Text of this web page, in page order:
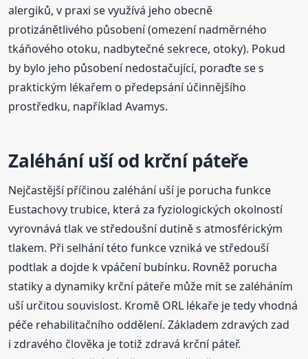
alergiků, v praxi se využívá jeho obecně
protizánětlivého působení (omezení nadměrného
tkáňového otoku, nadbytečné sekrece, otoky). Pokud
by bylo jeho působení nedostačující, poraďte se s
praktickým lékařem o předepsání účinnějšího
prostředku, například Avamys.
Zaléhání uší od krční páteře
Nejčastější příčinou zaléhání uší je porucha funkce
Eustachovy trubice, která za fyziologických okolností
vyrovnává tlak ve středoušní dutině s atmosférickým
tlakem. Při selhání této funkce vzniká ve středouší
podtlak a dojde k vpáčení bubínku. Rovněž porucha
statiky a dynamiky krční páteře může mít se zaléháním
uší určitou souvislost. Kromě ORL lékaře je tedy vhodná
péče rehabilitačního oddělení. Základem zdravých zad
i zdravého člověka je totiž zdravá krční páteř.